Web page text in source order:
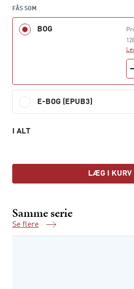
Bogen udkom første gang på dansk
genudgives nu i Hans Reitzels
FÅS SOM
BOG
E-BOG (EPUB3)
I ALT
LÆG I KURV
Samme serie
Se flere
Samme serie